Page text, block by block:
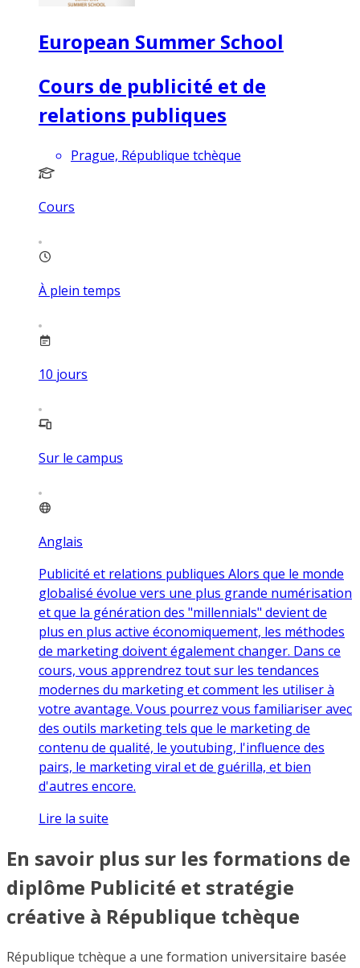
European Summer School
Cours de publicité et de
relations publiques
Prague, République tchèque
Cours
À plein temps
10 jours
Sur le campus
Anglais
Publicité et relations publiques Alors que le monde
globalisé évolue vers une plus grande numérisation
et que la génération des "millennials" devient de
plus en plus active économiquement, les méthodes
de marketing doivent également changer. Dans ce
cours, vous apprendrez tout sur les tendances
modernes du marketing et comment les utiliser à
votre avantage. Vous pourrez vous familiariser avec
des outils marketing tels que le marketing de
contenu de qualité, le youtubing, l'influence des
pairs, le marketing viral et de guérilla, et bien
d'autres encore.
Lire la suite
En savoir plus sur les formations de
diplôme Publicité et stratégie
créative à République tchèque
République tchèque a une formation universitaire basée